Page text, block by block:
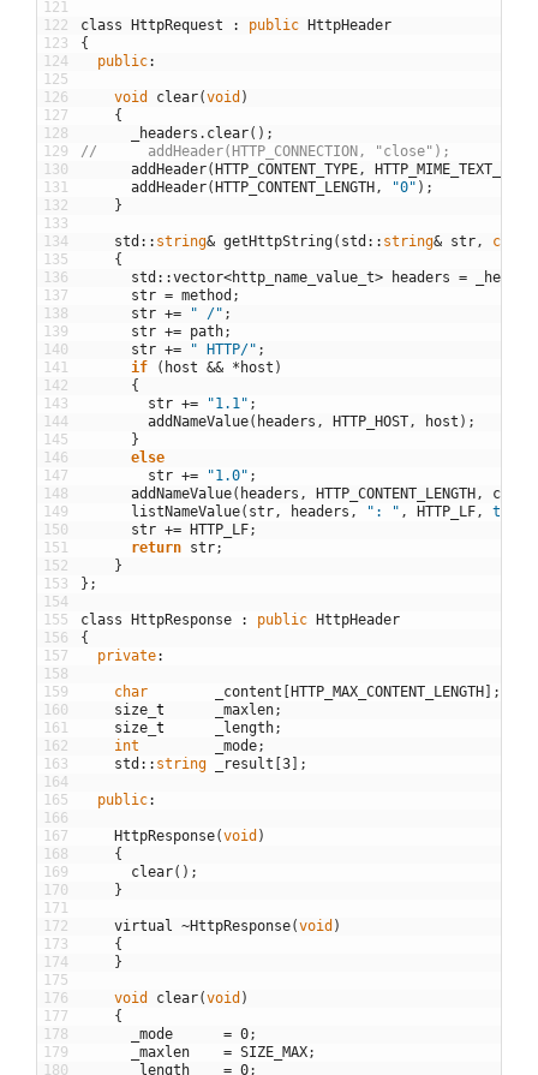
121
122
123
124
125
126
127
128
129
130
131
132
133
134
135
136
137
138
139
140
141
142
143
144
145
146
147
148
149
150
151
152
153
154
155
156
157
158
159
160
161
162
163
164
165
166
167
168
169
170
171
172
173
174
175
176
177
178
179
180
class HttpRequest : public
HttpHeader
{
public:
void clear(void )
{
_headers . clear( ) ;
//      addHeader(HTTP_CONNECTION, "close");
addHeader( HTTP_CONTENT_TYPE, HTTP_MIME_TEXT_HTML
addHeader( HTTP_CONTENT_LENGTH , "0" ) ;
}
std :: string& getHttpString( std :: string& str,
const
{
std ::vector<http_name_value_t> headers =
str = method ;
str += " /" ;
str += path;
str += " HTTP/" ;
if
( host && * host )
{
str += "1.1" ;
addNameValue( headers , HTTP_HOST, host ) ;
}
else
str += "1.0" ;
addNameValue( headers , HTTP_CONTENT_LENGTH , clen
listNameValue( str, headers , ": " , HTTP_LF, true
str += HTTP_LF;
return str;
}
} ;
class HttpResponse : public
HttpHeader
{
private:
char _content HTTP_MAX_CONTENT_LENGTH
;
size t _maxlen;
size t _length;
int
_mode;
std :: string _result 3 ;
public:
HttpResponse(void )
{
clear( ) ;
}
virtual ~HttpResponse(void )
{
}
void clear(void )
{
_mode
= 0;
_maxlen
= SIZE_MAX;
_length
= 0;